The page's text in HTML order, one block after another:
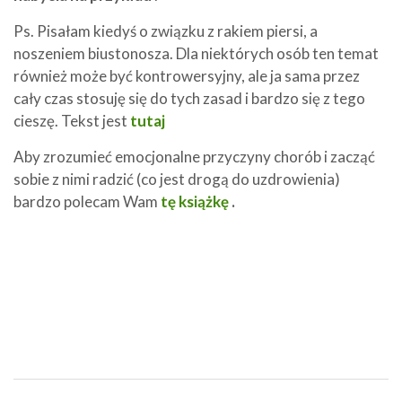
Ps. Pisałam kiedyś o związku z rakiem piersi, a
noszeniem biustonosza. Dla niektórych osób ten temat
również może być kontrowersyjny, ale ja sama przez
cały czas stosuję się do tych zasad i bardzo się z tego
cieszę. Tekst jest tutaj
Aby zrozumieć emocjonalne przyczyny chorób i zacząć
sobie z nimi radzić (co jest drogą do uzdrowienia)
bardzo polecam Wam tę książkę.